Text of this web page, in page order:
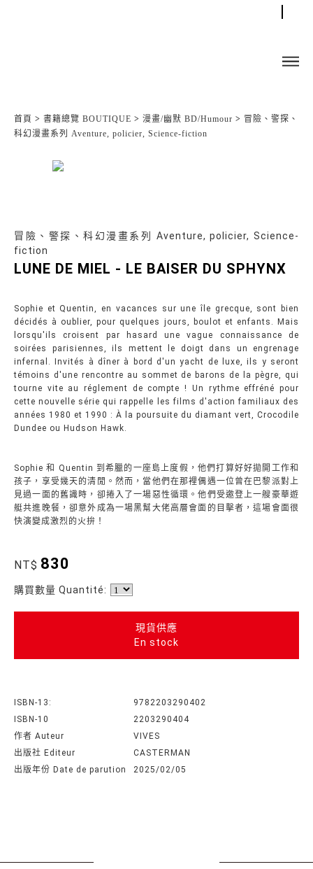
首頁 > 書籍總覽 BOUTIQUE > 漫畫/幽默 BD/Humour > 冒險、警探、
科幻漫畫系列 Aventure, policier, Science-fiction
冒險、警探、科幻漫畫系列 Aventure, policier, Science-
fiction
LUNE DE MIEL - LE BAISER DU SPHYNX
Sophie et Quentin, en vacances sur une île grecque, sont bien
décidés à oublier, pour quelques jours, boulot et enfants. Mais
lorsqu'ils croisent par hasard une vague connaissance de
soirées parisiennes, ils mettent le doigt dans un engrenage
infernal. Invités à dîner à bord d'un yacht de luxe, ils y seront
témoins d'une rencontre au sommet de barons de la pègre, qui
tourne vite au réglement de compte ! Un rythme effréné pour
cette nouvelle série qui rappelle les films d'action familiaux des
années 1980 et 1990 : À la poursuite du diamant vert, Crocodile
Dundee ou Hudson Hawk.
Sophie 和 Quentin 到希臘的一座島上度假，他們打算好好拋開工作和
孩子，享受幾天的清閒。然而，當他們在那裡偶遇一位曾在巴黎派對上
見過一面的舊識時，卻捲入了一場惡性循環。他們受邀登上一艘豪華遊
艇共進晚餐，卻意外成為一場黑幫大佬高層會面的目擊者，這場會面很
快演變成激烈的火拚！
NT$ 830
購買數量 Quantité:
現貨供應
En stock
ISBN-13:
9782203290402
ISBN-10
2203290404
作者 Auteur
VIVES
出版社 Editeur
CASTERMAN
出版年份 Date de parution
2025/02/05